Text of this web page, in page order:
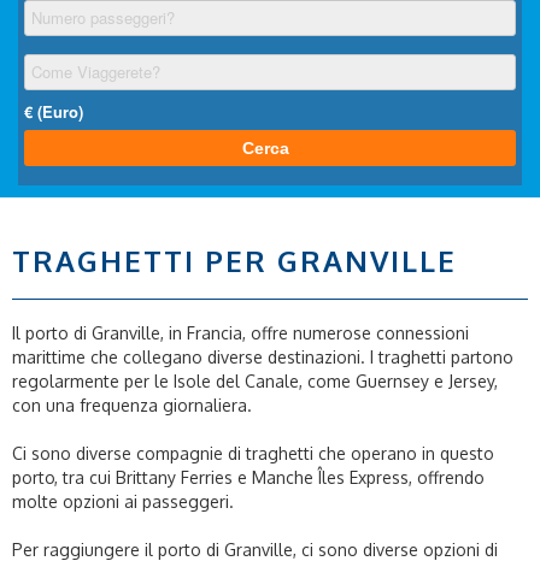
TRAGHETTI PER GRANVILLE
Il porto di Granville, in Francia, offre numerose connessioni
marittime che collegano diverse destinazioni. I traghetti partono
regolarmente per le Isole del Canale, come Guernsey e Jersey,
con una frequenza giornaliera.
Ci sono diverse compagnie di traghetti che operano in questo
porto, tra cui Brittany Ferries e Manche Îles Express, offrendo
molte opzioni ai passeggeri.
Per raggiungere il porto di Granville, ci sono diverse opzioni di